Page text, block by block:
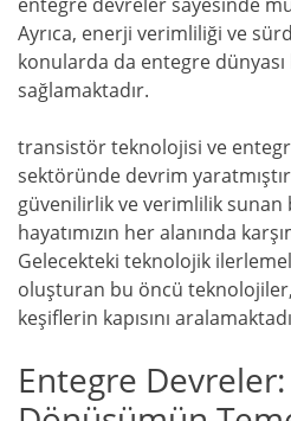
Ayrıca, enerji verimliliği ve
konularda da entegre dünyası
sağlamaktadır.
transistör teknolojisi ve
sektöründe devrim
güvenilirlik ve verimlilik
hayatımızın her alanında
Gelecekteki teknolojik
oluşturan bu öncü
keşiflerin kapısını
Entegre